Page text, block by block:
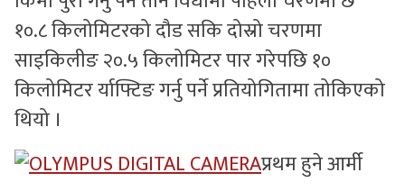
१०.८ किलोमिटरको दौड सकि दोस्रो चरणमा
साइकिलीङ २०.५ किलोमिटर पार गरेपछि १०
किलोमिटर र्याफ्टिङ गर्नु पर्ने प्रतियोगितामा तोकिएको
थियो ।
प्रथम हुने आर्मी